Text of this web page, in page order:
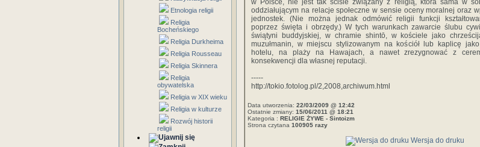
Etnologia religii
Religia
Bocheńskiego
Religia Durkheima
Religia Rousseau
Religia Skinnera
Religia
obywatelska
Religia w XIX wieku
Religia w kulturze
Rozwój historii
religii
w Polsce, nie jest tak ściśle związany z religią, która sama w
oddziałującym na relacje społeczne w sensie oceny moralnej oraz
jednostek. (Nie można jednak odmówić religii funkcji
poprzez święta i obrzędy.) W tych warunkach zawarcie ślubu
świątyni buddyjskiej, w chramie shintō, w kościele jako
muzułmanin, w miejscu stylizowanym na kościół lub kaplicę
hotelu, na plaży na Hawajach, a nawet zrezygnować z
konsekwencji dla własnej reputacji.
-----
http://tokio.fotolog.pl/2,2008,archiwum.html
Data utworzenia: 22/03/2009 @ 12:42
Ostatnie zmiany: 15/06/2011 @ 18:21
Kategoria : RELIGIE ŻYWE - Sintoizm
Strona czytana 100905 razy
Wersja do druku